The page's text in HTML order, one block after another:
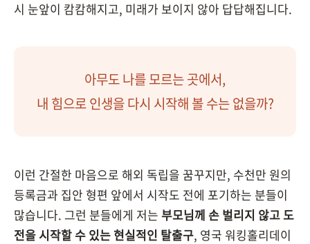
시 눈앞이 캄캄해지고, 미래가 보이지 않아 답답해집니다.
아무도 나를 모르는 곳에서,
내 힘으로 인생을 다시 시작해 볼 수는 없을까?
이런 간절한 마음으로 해외 독립을 꿈꾸지만, 수천만 원의
등록금과 집안 형편 앞에서 시작도 전에 포기하는 분들이
많습니다. 그런 분들에게 저는 부모님께 손 벌리지 않고 도
전을 시작할 수 있는 현실적인 탈출구, 영국 워킹홀리데이